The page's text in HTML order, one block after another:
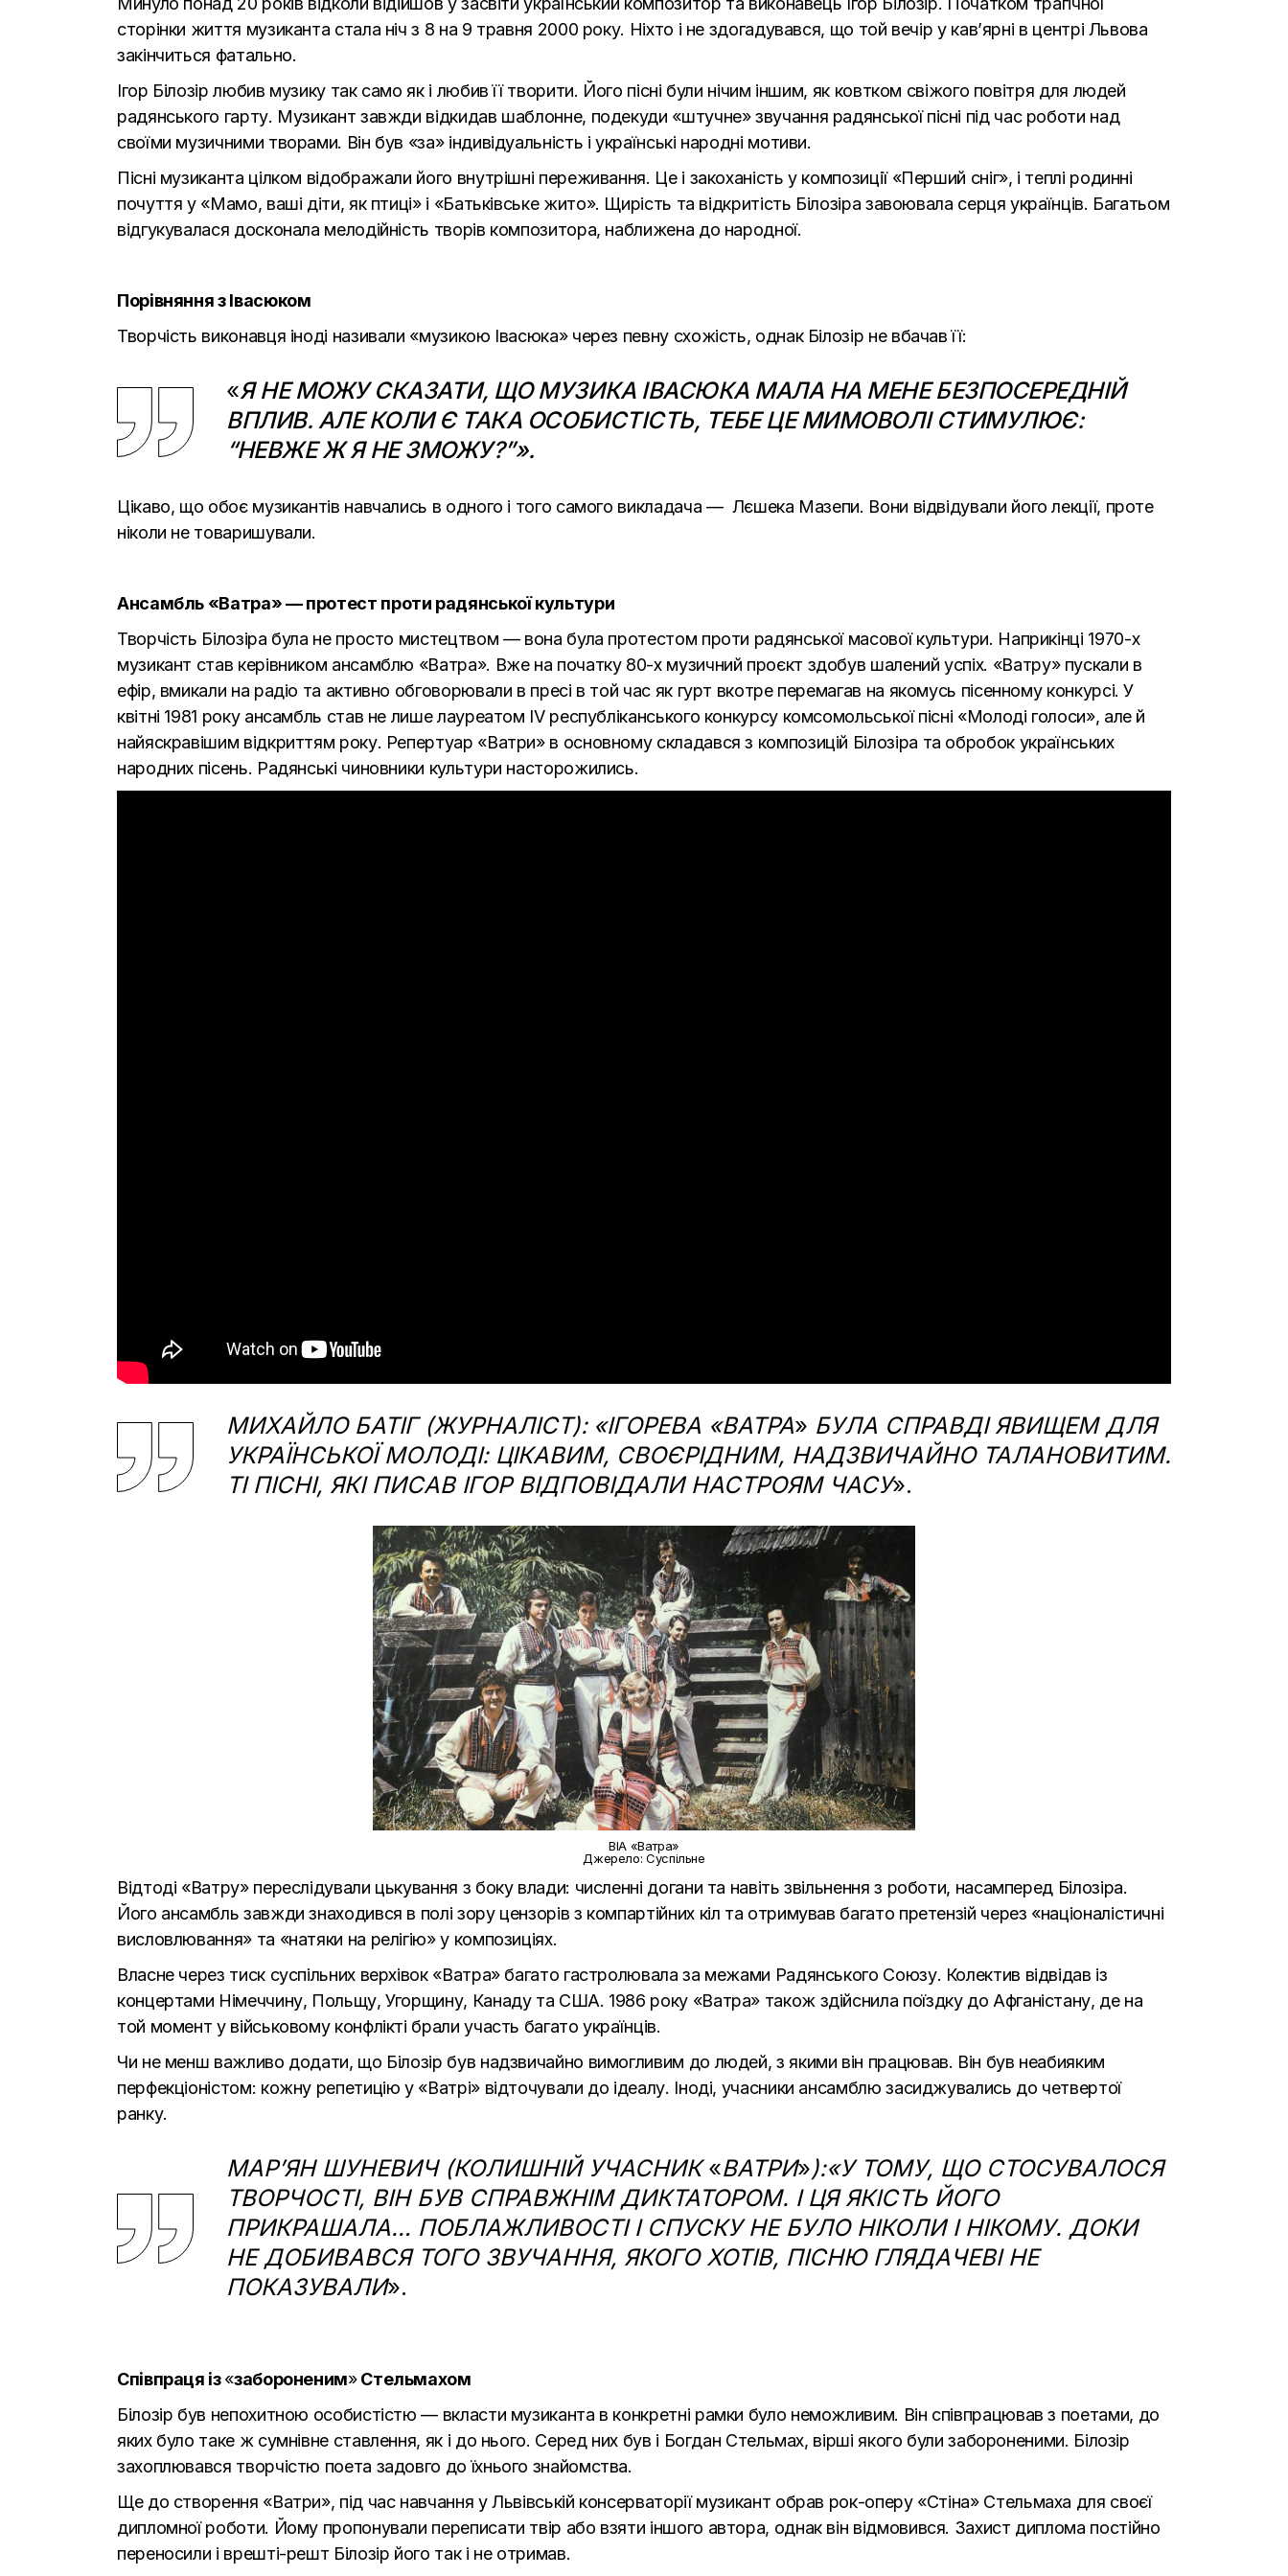
сторінки життя музиканта стала ніч з 8 на 9 травня 2000 року. Ніхто і не здогадувався, що той вечір у кав’ярні в центрі Львова
закінчиться фатально.
Ігор Білозір любив музику так само як і любив її творити. Його пісні були нічим іншим, як ковтком свіжого повітря для людей
радянського гарту. Музикант завжди відкидав шаблонне, подекуди «штучне» звучання радянської пісні під час роботи над
своїми музичними творами. Він був «за»індивідуальність і українські народні мотиви.
Пісні музиканта цілком відображали його внутрішні переживання. Це і закоханість у композиції «Перший сніг», і теплі родинні
почуття у «Мамо, ваші діти, як птиці» і «Батьківське жито». Щирість та відкритість Білозіра завоювала серця українців. Багатьом
відгукувалася досконала мелодійність творів композитора, наближена до народної.
Порівняння з Івасюком
Творчість виконавця іноді називали «музикою Івасюка» через певну схожість, однак Білозір не вбачав її:
«Я НЕ МОЖУ СКАЗАТИ, ЩО МУЗИКА ІВАСЮКА МАЛА НА МЕНЕ БЕЗПОСЕРЕДНІЙ
ВПЛИВ. АЛЕ КОЛИ Є ТАКА ОСОБИСТІСТЬ, ТЕБЕ ЦЕ МИМОВОЛІ СТИМУЛЮЄ:
“НЕВЖЕ Ж Я НЕ ЗМОЖУ?”».
Цікаво, що обоє музикантів навчались в одного і того самого викладача — Лєшека Мазепи. Вони відвідували його лекції, проте
ніколи не товаришували.
Ансамбль «Ватра»—протест проти радянської культури
Творчість Білозіра була не просто мистецтвом — вона була протестом проти радянської масової культури. Наприкінці 1970-х
музикант став керівником ансамблю «Ватра». Вже на початку 80-х музичний проєкт здобув шалений успіх. «Ватру» пускали в
ефір, вмикали на радіо та активно обговорювали в пресі в той час як гурт вкотре перемагав на якомусь пісенному конкурсі. У
квітні 1981 року ансамбль став не лише лауреатом ІV республіканського конкурсу комсомольської пісні «Молоді голоси», але й
найяскравішим відкриттям року. Репертуар «Ватри» в основному складався з композицій Білозіра та обробок українських
народних пісень. Радянські чиновники культури насторожились.
МИХАЙЛО БАТІГ (ЖУРНАЛІСТ): «ІГОРЕВА «ВАТРА» БУЛА СПРАВДІ ЯВИЩЕМ ДЛЯ
УКРАЇНСЬКОЇ МОЛОДІ: ЦІКАВИМ, СВОЄРІДНИМ, НАДЗВИЧАЙНО ТАЛАНОВИТИМ.
ТІ ПІСНІ, ЯКІ ПИСАВ ІГОР ВІДПОВІДАЛИ НАСТРОЯМ ЧАСУ».
ВІА «Ватра»
Джерело: Суспільне
Відтоді «Ватру» переслідували цькування з боку влади: численні догани та навіть звільнення з роботи, насамперед Білозіра.
Його ансамбль завжди знаходився в полі зору цензорів з компартійних кіл та отримував багато претензій через «націоналістичні
висловлювання» та «натяки на релігію» у композиціях.
Власне через тиск суспільних верхівок «Ватра» багато гастролювала за межами Радянського Союзу. Колектив відвідав із
концертами Німеччину, Польщу, Угорщину, Канаду та США. 1986 року «Ватра» також здійснила поїздку до Афганістану, де на
той момент у військовому конфлікті брали участь багато українців.
Чи не менш важливо додати, що Білозір був надзвичайно вимогливим до людей, з якими він працював. Він був неабияким
перфекціоністом: кожну репетицію у «Ватрі» відточували до ідеалу. Іноді, учасники ансамблю засиджувались до четвертої
ранку.
МАР’ЯН ШУНЕВИЧ (КОЛИШНІЙ УЧАСНИК«ВАТРИ»):«У ТОМУ, ЩО СТОСУВАЛОСЯ
ТВОРЧОСТІ, ВІН БУВ СПРАВЖНІМ ДИКТАТОРОМ. І ЦЯ ЯКІСТЬ ЙОГО
ПРИКРАШАЛА… ПОБЛАЖЛИВОСТІ І СПУСКУ НЕ БУЛО НІКОЛИ І НІКОМУ. ДОКИ
НЕ ДОБИВАВСЯ ТОГО ЗВУЧАННЯ, ЯКОГО ХОТІВ, ПІСНЮ ГЛЯДАЧЕВІ НЕ
ПОКАЗУВАЛИ».
Співпраця із«забороненим»Стельмахом
Білозір був непохитною особистістю— вкласти музиканта в конкретні рамки було неможливим. Він співпрацював з поетами, до
яких було таке ж сумнівне ставлення, як і до нього. Серед них був і Богдан Стельмах, вірші якого були забороненими. Білозір
захоплювався творчістю поета задовго до їхнього знайомства.
Ще до створення «Ватри», під час навчання у Львівській консерваторії музикант обрав рок-оперу «Стіна» Стельмаха для своєї
дипломної роботи. Йому пропонували переписати твір або взяти іншого автора, однак він відмовився. Захист диплома постійно
переносили і врешті-решт Білозір його так і не отримав.